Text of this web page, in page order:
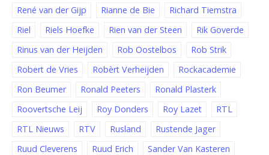
René van der Gijp
Rianne de Bie
Richard Tiemstra
Riel
Riels Hoefke Rien van der Steen
Rik Goverde
Rinus van der Heijden
Rob Oostelbos
Rob Strik
Robert de Vries
Robèrt Verheijden
Rockacademie
Ron Beumer
Ronald Peeters
Ronald Plasterk
Roovertsche Leij
Roy Donders Roy Lazet
RTL
RTL Nieuws
RTV Rusland
Rustende Jager
Ruud Cleverens
Ruud Erich
Sander Van Kasteren